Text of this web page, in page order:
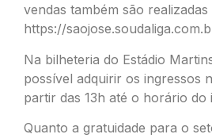
vendas também são
https://
Na bilheteria do Estádio
possível adquirir os ingressos
partir das 13h até o horário do
Quanto a gratuidade para o